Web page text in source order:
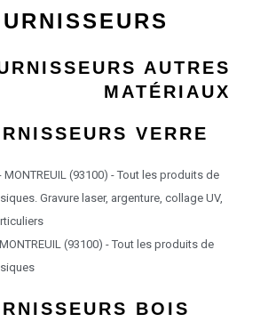
AUTRES
MATÉRIAUX
VERRE
MONTREUIL (93100) - Tout les produits de
Gravure laser, argenture, collage UV,
(93100) - Tout les produits de
BOIS